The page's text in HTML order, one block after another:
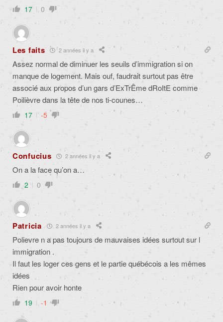
17 0
Les faits 2 années il y a
Assez normal de diminuer les seuils d’immigration si on
manque de logement. Mais ouf, faudrait surtout pas être
associé aux propos d’un gars d’ExTrÊme dRoItE comme
Poilièvre dans la tête de nos ti-counes…
17 -5
Confucius 2 années il y a
On a la face qu’on a…
2 0
Patricia 2 années il y a
Polievre n a pas toujours de mauvaises idées surtout sur l
immigration .
Il faut les loger ces gens et le partie québécois a les mêmes
idées
Rien pour avoir honte
19 -1